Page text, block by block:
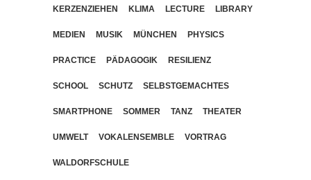
KERZENZIEHEN KLIMA LECTURE LIBRARY
MEDIEN MUSIK MÜNCHEN PHYSICS
PRACTICE PÄDAGOGIK RESILIENZ
SCHOOL SCHUTZ SELBSTGEMACHTES
SMARTPHONE SOMMER TANZ THEATER
UMWELT VOKALENSEMBLE VORTRAG
WALDORFSCHULE